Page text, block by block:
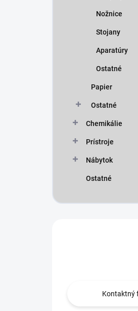
Nožnice
Stojany
Aparatúry
Ostatné
Papier
Ostatné
Chemikálie
Prístroje
Nábytok
Ostatné
Kontaktný